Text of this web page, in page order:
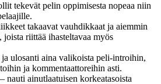
tekevät pelin oppimisesta nopeaa niin
takaavat vauhdikkaat ja aiemmin
riittää ihasteltavaa myös
ulosanti aina valikoista peli-introihin,
ja kommentaattoreihin asti.
nauti ainutlaatuisen korkeatasoista